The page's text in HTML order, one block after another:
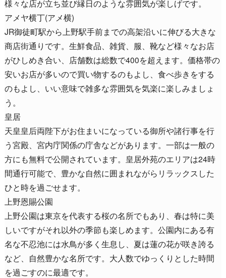
様々な店が立ち並び縁日のような雰囲気が楽しげです。
アメヤ横丁(アメ横)
JR御徒町駅から上野駅手前までの高架沿いに伸びる大きな
商店街通りです。生鮮食品、雑貨、服、靴など様々なお店
がひしめき合い、店舗数は総数で400を超えます。価格帯の
安いお店が多いので買い物するのもよし、食べ歩きをする
のもよし、いい意味で雑多な雰囲気を気楽に楽しみましょ
う。
皇居
天皇皇后両陛下がお住まいになっている御所や諸行事を行
う宮殿、宮内庁関係の庁舎などがあります。一部は一般の
方にも無料で公開されています。皇居外苑のエリアは24時
間通行可能で、豊かな自然に囲まれながらリラックスした
ひと時を過ごせます。
上野恩賜公園
上野公園は東京を代表する桜の名所でもあり、春は特に美
しいですがそれ以外の季節も楽しめます。公園内にある有
名な不忍池には水鳥が多く生息し、夏は蓮の花が咲き誇る
など、自然豊かな名所です。大人数でゆっくりとした時間
を過ごすのに最適です。